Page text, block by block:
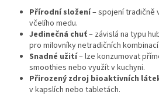
Přírodní složení– spojení tradičně
včelího medu.
Jedinečná chuť– závislá na typu
pro milovníky netradičních kombinací.
Snadné užití– lze konzumovat
smoothies nebo využít v kuchyni.
Přirozený zdroj bioaktivních
v kapslích nebo tabletách.